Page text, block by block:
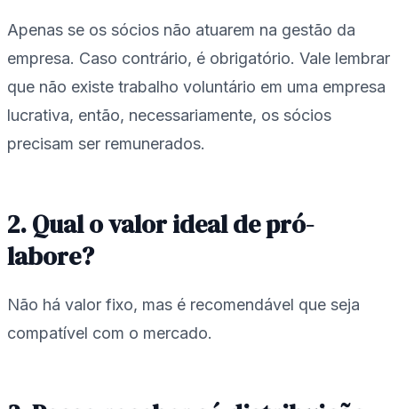
Apenas se os sócios não atuarem na gestão da
empresa. Caso contrário, é obrigatório. Vale lembrar
que não existe trabalho voluntário em uma empresa
lucrativa, então, necessariamente, os sócios
precisam ser remunerados.
2. Qual o valor ideal de pró-
labore?
Não há valor fixo, mas é recomendável que seja
compatível com o mercado.